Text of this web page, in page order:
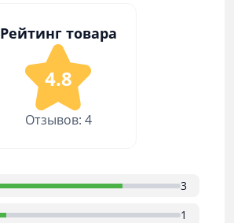
Рейтинг товара
4.8
Отзывов: 4
3
1